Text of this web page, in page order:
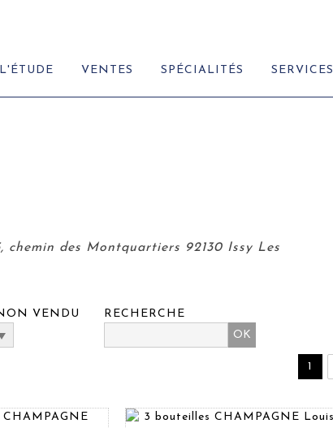
L'ÉTUDE VENTES SPÉCIALITÉS SERVICES
chemin des Montquartiers 92130 Issy Les
VENDU RECHERCHE
1